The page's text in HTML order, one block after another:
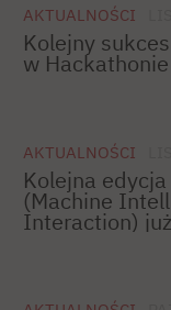
AKTUALNOŚCI
Kolejny
w
AKTUALNOŚCI
Kolejna
(Machine
Interaction)